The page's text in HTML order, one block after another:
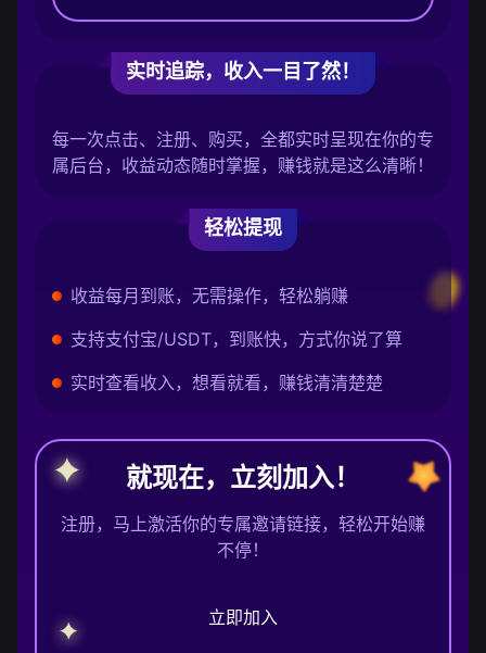
实时追踪，收入一目了然！
每一次点击、注册、购买，全都实时呈现在你的专
属后台，收益动态随时掌握，赚钱就是这么清晰！
轻松提现
收益每月到账，无需操作，轻松躺赚
支持支付宝/USDT，到账快，方式你说了算
实时查看收入，想看就看，赚钱清清楚楚
就现在，立刻加入！
注册，马上激活你的专属邀请链接，轻松开始赚
不停！
立即加入